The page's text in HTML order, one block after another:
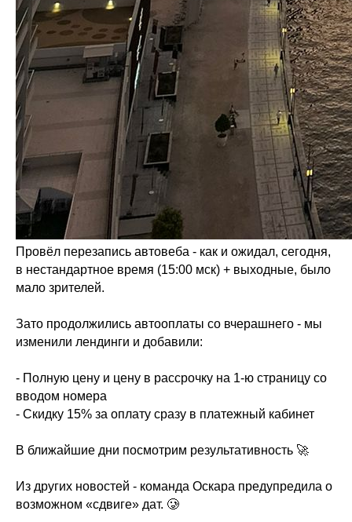
Провёл перезапись автовеба - как и ожидал, сегодня,
в нестандартное время (15:00 мск) + выходные, было
мало зрителей.
Зато продолжились автооплаты со вчерашнего - мы
изменили лендинги и добавили:
- Полную цену и цену в рассрочку на 1-ю страницу со
вводом номера
- ⁠Скидку 15% за оплату сразу в платежный кабинет
В ближайшие дни посмотрим результативность 🚀
Из других новостей - команда Оскара предупредила о
возможном «сдвиге» дат. 🥲